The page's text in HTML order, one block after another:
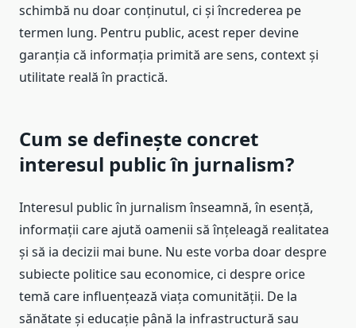
schimbă nu doar conținutul, ci și încrederea pe
termen lung. Pentru public, acest reper devine
garanția că informația primită are sens, context și
utilitate reală în practică.
Cum se definește concret
interesul public în jurnalism?
Interesul public în jurnalism înseamnă, în esență,
informații care ajută oamenii să înțeleagă realitatea
și să ia decizii mai bune. Nu este vorba doar despre
subiecte politice sau economice, ci despre orice
temă care influențează viața comunității. De la
sănătate și educație până la infrastructură sau